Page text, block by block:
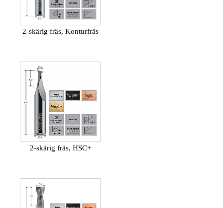
2-skärig fräs, Konturfräs
2-skärig fräs, HSC+